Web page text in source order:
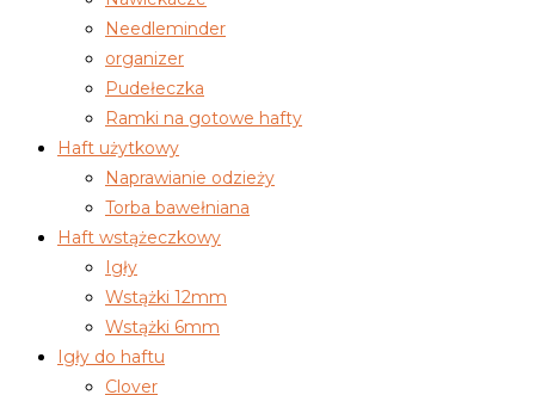
Needleminder
organizer
Pudełeczka
Ramki na gotowe hafty
Haft użytkowy
Naprawianie odzieży
Torba bawełniana
Haft wstążeczkowy
Igły
Wstążki 12mm
Wstążki 6mm
Igły do haftu
Clover